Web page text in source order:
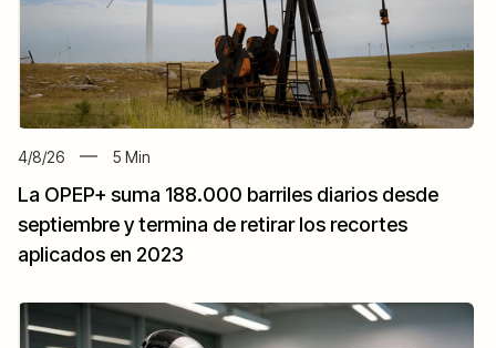
4/8/26 5 Min
La OPEP+ suma 188.000 barriles diarios desde
septiembre y termina de retirar los recortes
aplicados en 2023